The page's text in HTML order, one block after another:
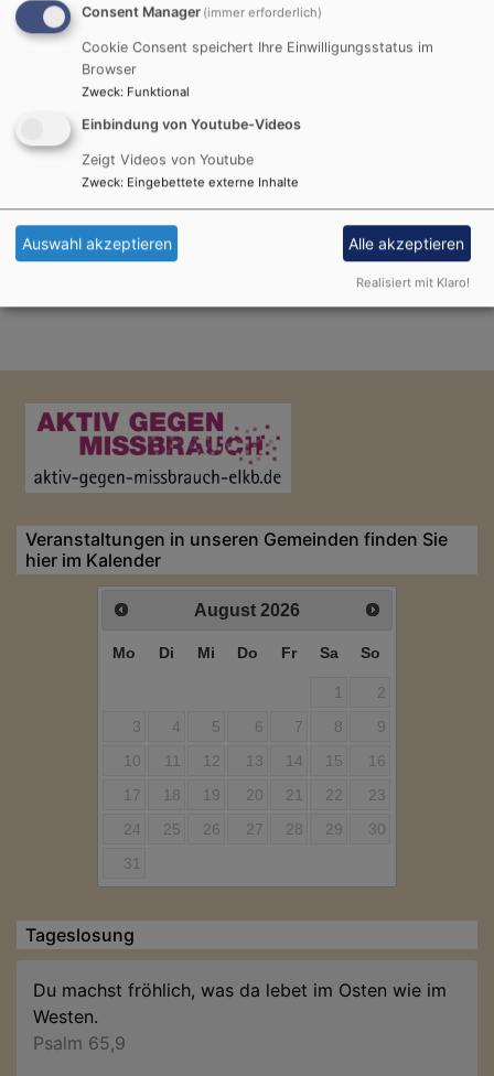
Veranstaltungen in unseren Gemeinden finden Sie
hier im Kalender
August 2026
Mo Di Mi Do Fr Sa So
1
2
3
4 5 6 7 8
9
10
11 12 13 14 15
16
17
18 19 20 21 22
23
24
25 26 27 28 29
30
31
Tageslosung
Du machst fröhlich, was da lebet im Osten wie im
Westen.
Psalm 65,9
Consent Manager (immer erforderlich)
Cookie Consent speichert Ihre Einwilligungsstatus im
Browser
Zweck: Funktional
Einbindung von Youtube-Videos
Zeigt Videos von Youtube
Zweck: Eingebettete externe Inhalte
Auswahl akzeptieren Alle akzeptieren
Realisiert mit Klaro!